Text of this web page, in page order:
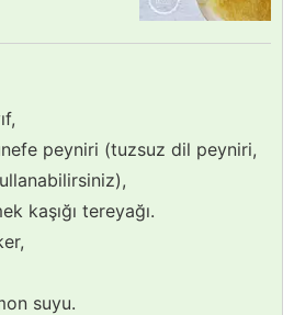
peyniri (tuzsuz dil peyniri,
kaşığı tereyağı.
suyu.